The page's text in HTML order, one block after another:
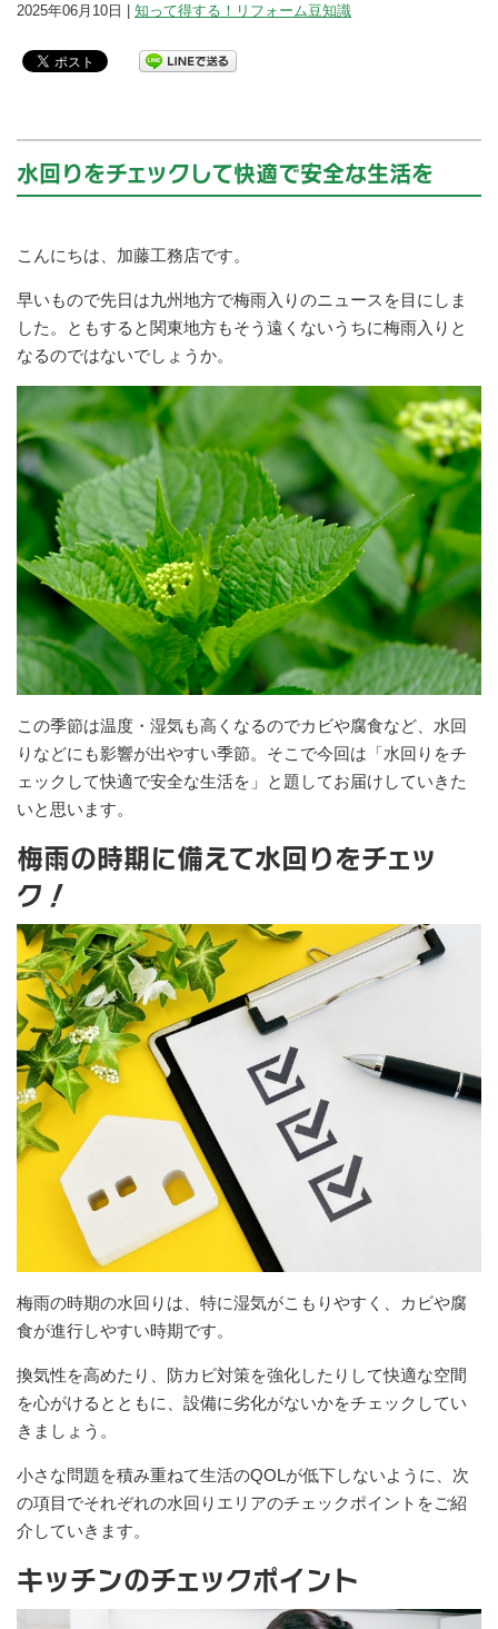
2025年06月10日 | 知って得する！リフォーム豆知識
水回りをチェックして快適で安全な生活を
こんにちは、加藤工務店です。
早いもので先日は九州地方で梅雨入りのニュースを目にしま
した。ともすると関東地方もそう遠くないうちに梅雨入りと
なるのではないでしょうか。
この季節は温度・湿気も高くなるのでカビや腐食など、水回
りなどにも影響が出やすい季節。そこで今回は「水回りをチ
ェックして快適で安全な生活を」と題してお届けしていきた
いと思います。
梅雨の時期に備えて水回りをチェッ
ク！
梅雨の時期の水回りは、特に湿気がこもりやすく、カビや腐
食が進行しやすい時期です。
換気性を高めたり、防カビ対策を強化したりして快適な空間
を心がけるとともに、設備に劣化がないかをチェックしてい
きましょう。
小さな問題を積み重ねて生活のQOLが低下しないように、次
の項目でそれぞれの水回りエリアのチェックポイントをご紹
介していきます。
キッチンのチェックポイント